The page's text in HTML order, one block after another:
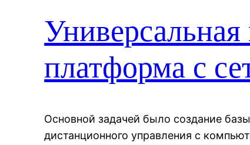
платформа с
Основной задачей было создание
дистанционного управления с